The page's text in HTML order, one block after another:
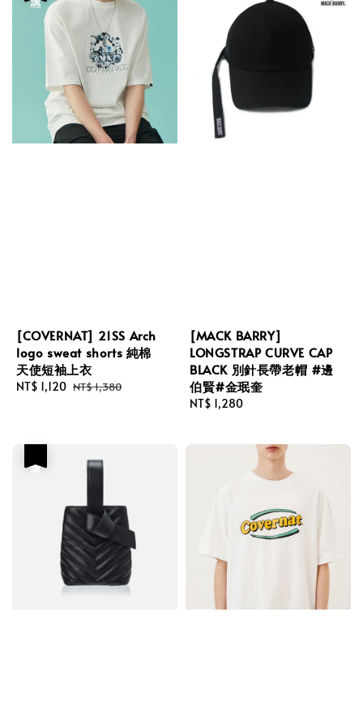
[COVERNAT] 21SS Arch
logo sweat shorts 純棉
天使短袖上衣
Sale
NT$ 1,120 Regular
NT$ 1,380
[MACK BARRY]
LONGSTRAP CURVE CAP
BLACK 別針長帶老帽 #邊
伯賢#金珉奎
Regular
NT$ 1,280